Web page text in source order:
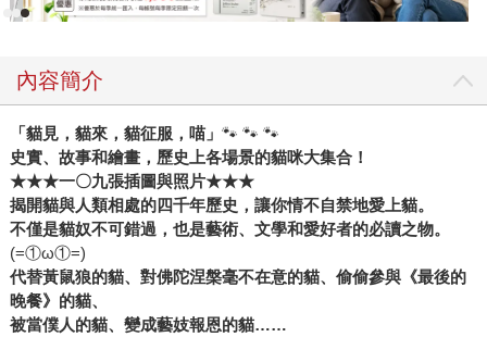
內容簡介
「貓見，貓來，貓征服，喵」 🐾 🐾 🐾
史實、故事和繪畫，歷史上各場景的貓咪大集合！
★★★一〇九張插圖與照片★★★
揭開貓與人類相處的四千年歷史，讓你情不自禁地愛上貓。
不僅是貓奴不可錯過，也是藝術、文學和愛好者的必讀之物。
(=①ω①=)
代替黃鼠狼的貓、對佛陀涅槃毫不在意的貓、偷偷參與《最後的
晚餐》的貓、
被當僕人的貓、變成藝妓報恩的貓……